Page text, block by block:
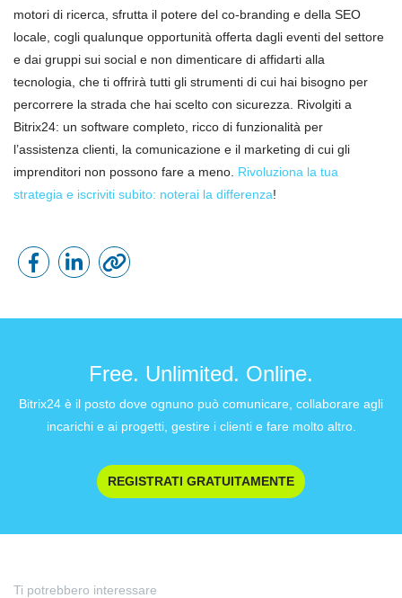
motori di ricerca, sfrutta il potere del co-branding e della SEO
locale, cogli qualunque opportunità offerta dagli eventi del settore
e dai gruppi sui social e non dimenticare di affidarti alla
tecnologia, che ti offrirà tutti gli strumenti di cui hai bisogno per
percorrere la strada che hai scelto con sicurezza. Rivolgiti a
Bitrix24: un software completo, ricco di funzionalità per
l’assistenza clienti, la comunicazione e il marketing di cui gli
imprenditori non possono fare a meno. Rivoluziona la tua
strategia e iscriviti subito: noterai la differenza!
Free. Unlimited. Online.
Bitrix24 è il posto dove ognuno può comunicare, collaborare agli
incarichi e ai progetti, gestire i clienti e fare molto altro.
REGISTRATI GRATUITAMENTE
Ti potrebbero interessare